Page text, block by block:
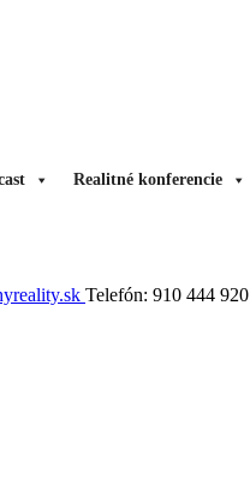
Realitné konferencie
Telefón: 910 444 920